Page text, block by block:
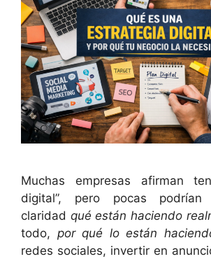
Muchas empresas afirman
digital”, pero pocas podrían
claridad qué están haciendo
todo, por qué lo están
redes sociales, invertir en